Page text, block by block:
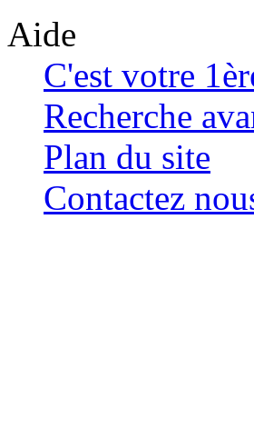
Aide
C'est votre
Recherche
Plan du site
Contactez